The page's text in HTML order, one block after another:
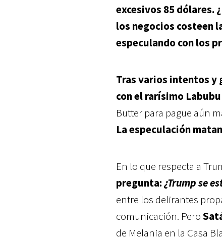
excesivos 85 dólares.
los negocios costeen
especulando con los
Tras varios intentos y
con el rarísimo
Butter para pague aún
La especulación
En lo que respecta a
pregunta:¿Trump se
entre los delirantes
comunicación. Pero
de Melania en la Casa